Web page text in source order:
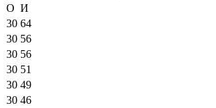
О И
30 64
30 56
30 56
30 51
30 49
30 46